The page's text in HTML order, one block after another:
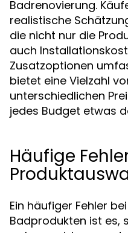
Badrenovierung.
realistische
die nicht nur die
auch
Zusatzoptionen
bietet eine Vielzahl
unterschiedlichen
jedes Budget etwas
Häufige
Ein häufiger Fehler
Badprodukten ist es,